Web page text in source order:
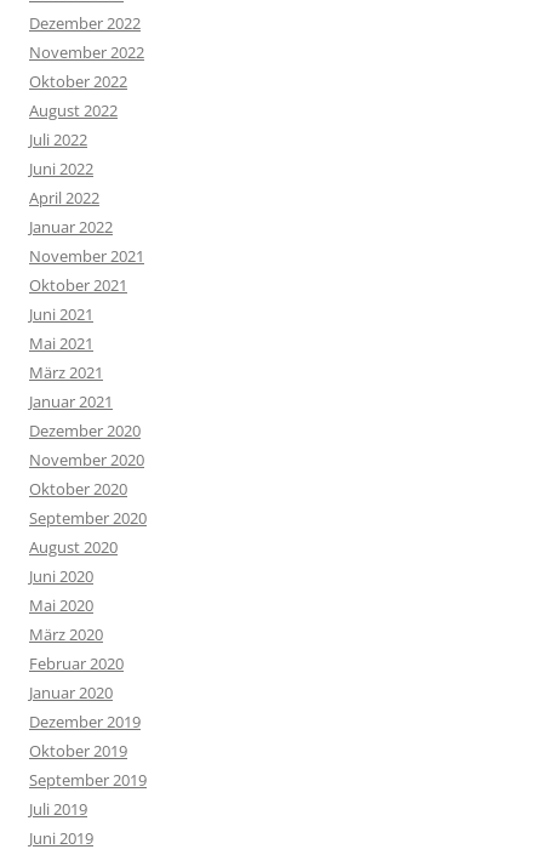
Dezember 2022
November 2022
Oktober 2022
August 2022
Juli 2022
Juni 2022
April 2022
Januar 2022
November 2021
Oktober 2021
Juni 2021
Mai 2021
März 2021
Januar 2021
Dezember 2020
November 2020
Oktober 2020
September 2020
August 2020
Juni 2020
Mai 2020
März 2020
Februar 2020
Januar 2020
Dezember 2019
Oktober 2019
September 2019
Juli 2019
Juni 2019